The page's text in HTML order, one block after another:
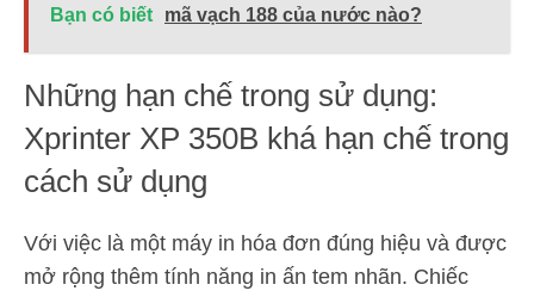
Bạn có biết mã vạch 188 của nước nào?
Những hạn chế trong sử dụng:
Xprinter XP 350B khá hạn chế trong
cách sử dụng
Với việc là một máy in hóa đơn đúng hiệu và được
mở rộng thêm tính năng in ấn tem nhãn. Chiếc